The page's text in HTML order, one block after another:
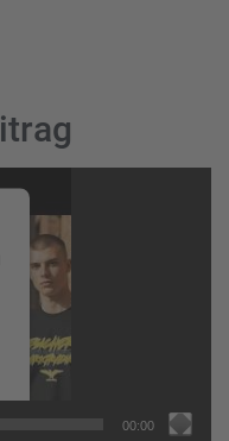
00:00